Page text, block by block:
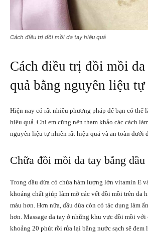
Cách điều trị đồi mồi da tay hiệu quả
Cách điều trị đồi mồi
quả bằng nguyên liệu
Hiện nay có rất nhiều phương pháp để bạn có thể
hiệu quả. Chị em cũng nên tham khảo các cách
nguyên liệu tự nhiên rất hiệu quả và an toàn dưới
Chữa đồi mồi da tay bằng dầu
Trong dầu dừa có chứa hàm lượng lớn vitamin E
khoáng chất giúp làm mờ các vết đồi mồi trên da
màu hơn. Hơn nữa, dầu dừa còn có tác dụng làm
hơn. Massage da tay ở những khu vực đồi mồi
khoảng 20 phút rồi rửa lại bằng nước sạch sẽ